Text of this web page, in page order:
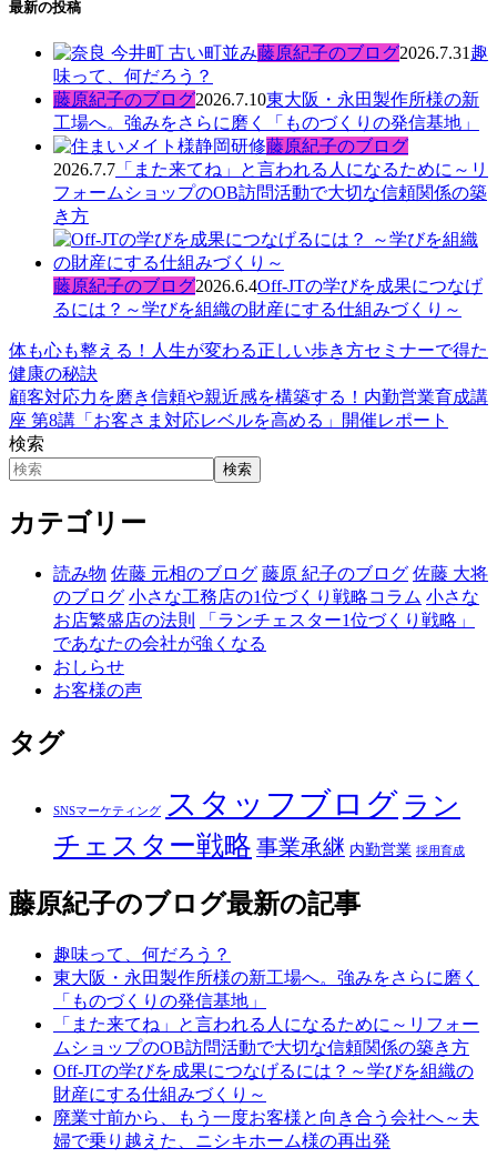
最新の投稿
藤原紀子のブログ2026.7.31 趣
味って、何だろう？
藤原紀子のブログ2026.7.10東大阪・永田製作所様の新
工場へ。強みをさらに磨く「ものづくりの発信基地」
藤原紀子のブログ
2026.7.7 「また来てね」と言われる人になるために～リ
フォームショップのOB訪問活動で大切な信頼関係の築
き方
藤原紀子のブログ2026.6.4Off-JTの学びを成果につなげ
るには？～学びを組織の財産にする仕組みづくり～
体も心も整える！人生が変わる正しい歩き方セミナーで得た
健康の秘訣
顧客対応力を磨き信頼や親近感を構築する！内勤営業育成講
座 第8講「お客さま対応レベルを高める」開催レポート
検索
検索
カテゴリー
読み物 佐藤 元相のブログ 藤原 紀子のブログ 佐藤 大将
のブログ 小さな工務店の1位づくり戦略コラム 小さな
お店繁盛店の法則
「ランチェスター1位づくり戦略」
であなたの会社が強くなる
おしらせ
お客様の声
タグ
SNSマーケティング スタッフブログ ラン
チェスター戦略 事業承継 内勤営業 採用育成
藤原紀子のブログ最新の記事
趣味って、何だろう？
東大阪・永田製作所様の新工場へ。強みをさらに磨く
「ものづくりの発信基地」
「また来てね」と言われる人になるために～リフォー
ムショップのOB訪問活動で大切な信頼関係の築き方
Off-JTの学びを成果につなげるには？～学びを組織の
財産にする仕組みづくり～
廃業寸前から、もう一度お客様と向き合う会社へ～夫
婦で乗り越えた、ニシキホーム様の再出発